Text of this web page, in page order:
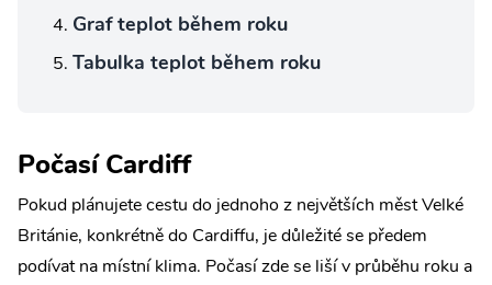
Graf teplot během roku
Tabulka teplot během roku
Počasí Cardiff
Pokud plánujete cestu do jednoho z největších měst Velké
Británie, konkrétně do Cardiffu, je důležité se předem
podívat na místní klima. Počasí zde se liší v průběhu roku a